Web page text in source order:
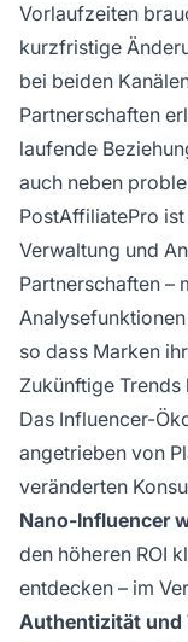
Vorlaufzeiten
kurzfristige
bei beiden
Partnerschaften
laufende
auch neben
PostAffiliatePro
Verwaltung und
Partnerschaften –
so dass Marken
Zukünftige
Das Influencer-
angetrieben von
veränderten
Nano-Influencer
den höheren ROI
entdecken – im
Authentizität und